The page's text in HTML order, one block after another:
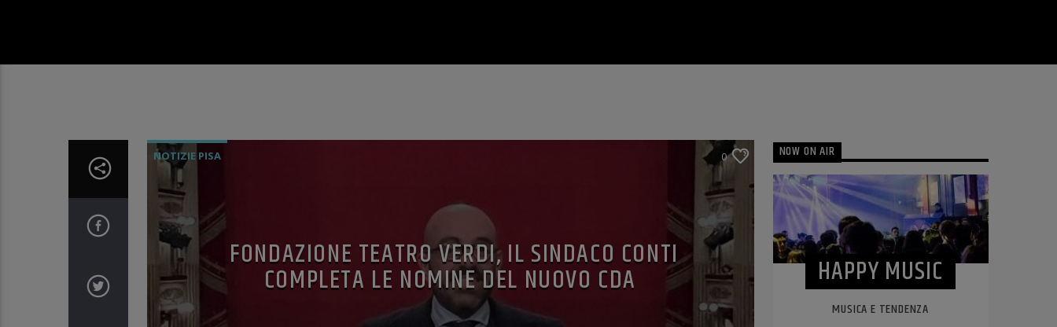
NOTIZIE PISA 0
FONDAZIONE TEATRO VERDI, IL SINDACO CONTI
COMPLETA LE NOMINE DEL NUOVO CDA
NOW ON AIR
HAPPY MUSIC
MUSICA E TENDENZA